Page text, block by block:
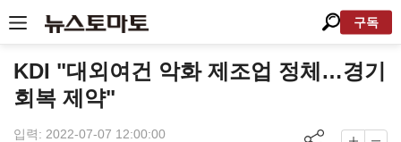
구독
KDI "대외여건 악화 제조업 정체…경기
회복 제약"
입력: 2022-07-07 12:00:00